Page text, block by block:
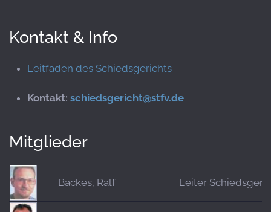
Kontakt & Info
Leitfaden des Schiedsgerichts
Kontakt: schiedsgericht@stfv.de
Mitglieder
Backes, Ralf Leiter